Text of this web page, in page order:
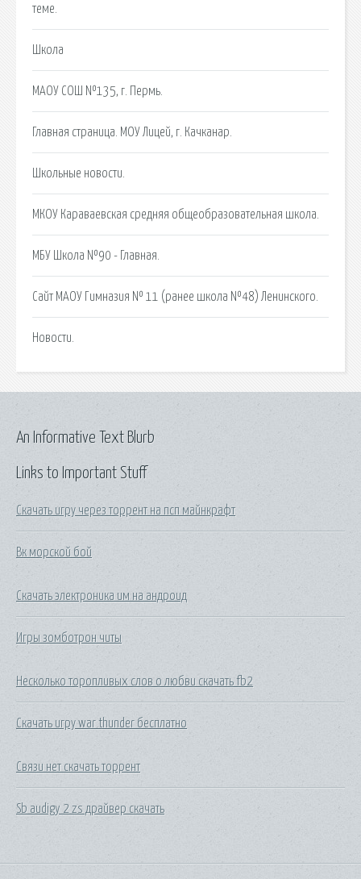
теме.
Школа
МАОУ СОШ №135, г. Пермь.
Главная страница. МОУ Лицей, г. Качканар.
Школьные новости.
МКОУ Караваевская средняя общеобразовательная школа.
МБУ Школа №90 - Главная.
Сайт МАОУ Гимназия № 11 (ранее школа №48) Ленинского.
Новости.
Links to Important Stuff
Скачать игру через торрент на псп майнкрафт
Вк морской бой
Скачать электроника им на андроид
Игры зомботрон читы
Несколько торопливых слов о любви скачать fb2
Скачать игру war thunder бесплатно
Связи нет скачать торрент
Sb audigy 2 zs драйвер скачать
An Informative Text Blurb